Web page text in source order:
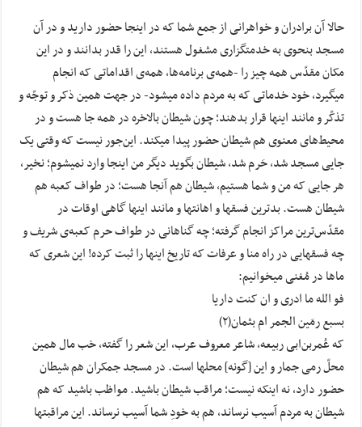
حالا آن برادران و خواهرانی از جمع شما که در اینجا حضور دارید و در آن
مسجد بنحوی به خدمتگزاری مشغول هستند، این را قدر بدانند و در این
مکان مقدّس همه چیز را -همه‌‌ی برنامه‌‌ها، همه‌‌ی اقداماتی که انجام
میگیرد، خود خدماتی که به مردم داده میشود- در جهت همین ذکر و توجّه و
تذکّر و مانند اینها قرار بدهند؛ چون شیطان بالاخره در همه جا هست و در
محیط‌های معنوی هم شیطان حضور پیدا میکند. این‌جور نیست که وقتی یک
جایی مسجد شد، حَرم شد، شیطان بگوید دیگر من اینجا وارد نمیشوم؛ نخیر،
هر جایی که من و شما هستیم، شیطان هم آنجا هست؛ در طواف کعبه هم
شیطان هست. بدترین فسقها و اهانتها و مانند اینها گاهی اوقات در
مقدّس‌‌ترین مراکز انجام گرفته؛ چه گناهانی در طواف حرم کعبه‌‌ی شریف و
چه فسقهایی در راه منا و عرفات که تاریخ اینها را ثبت کرده! این شعری که
ماها در مُغنی میخوانیم:
فو الله ما ادری و ان کنت داریا
بسبع رمَین الجمر ام بثمان(۲)
که عُمربن‌ابی‌ ربیعه، شاعر معروف عرب، این شعر را گفته، خب مال همین
محلّ رمی جمار و این [گونه] محلها است. در مسجد جمکران هم شیطان
حضور دارد، نه اینکه نیست؛ مراقب شیطان باشید. مواظب باشید که هم
شیطان به مردم آسیب نرساند، هم به خودِ شما آسیب نرساند. این مراقبتها